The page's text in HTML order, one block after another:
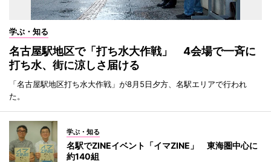
学ぶ・知る
名古屋駅地区で「打ち水大作戦」 4会場で一斉に
打ち水、街に涼しさ届ける
「名古屋駅地区打ち水大作戦」が8月5日夕方、名駅エリアで行われ
た。
学ぶ・知る
名駅でZINEイベント「イマZINE」 東海圏中心に
約140組